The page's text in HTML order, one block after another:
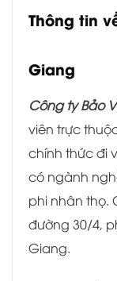
Thông tin
Giang
Công ty Bảo
viên trực
chính thức đi
có ngành
phi nhân thọ.
đường 30/4,
Giang.